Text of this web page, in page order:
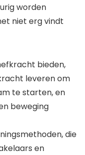
worden
niet erg vindt
bieden,
leveren om
te starten, en
beweging
die
en